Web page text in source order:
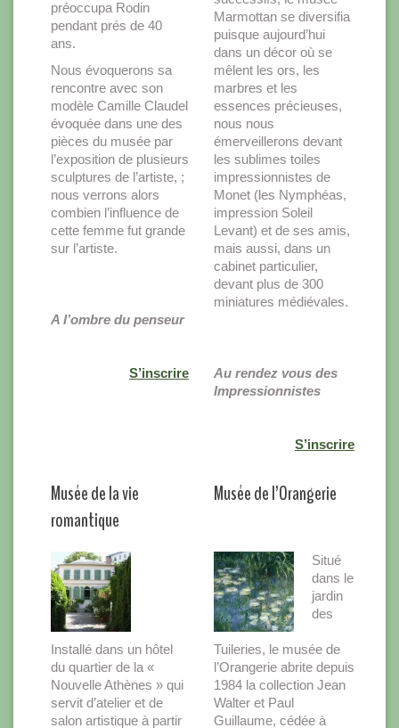
préoccupa Rodin
pendant prés de 40
ans.
Nous évoquerons sa
rencontre avec son
modèle Camille Claudel
évoquée dans une des
pièces du musée par
l’exposition de plusieurs
sculptures de l’artiste, ;
nous verrons alors
combien l’influence de
cette femme fut grande
sur l’artiste.
A l’ombre du penseur
S’inscrire
Marmottan se diversifia
puisque aujourd’hui
dans un décor où se
mêlent les ors, les
marbres et les
essences précieuses,
nous nous
émerveillerons devant
les sublimes toiles
impressionnistes de
Monet (les Nymphéas,
impression Soleil
Levant) et de ses amis,
mais aussi, dans un
cabinet particulier,
devant plus de 300
miniatures médiévales.
Au rendez vous des
Impressionnistes
S’inscrire
Musée de la vie
romantique
Musée de l’Orangerie
Installé dans un hôtel
du quartier de la «
Nouvelle Athènes » qui
servit d’atelier et de
salon artistique à partir
Situé
dans le
jardin
des
Tuileries, le musée de
l’Orangerie abrite depuis
1984 la collection Jean
Walter et Paul
Guillaume, cédée à